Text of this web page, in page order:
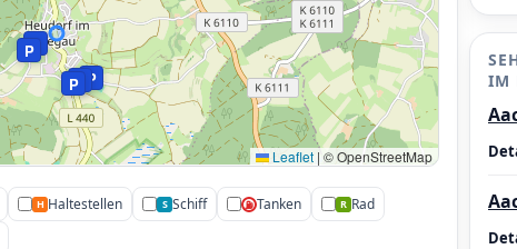
P
P
P
P P
P
Leaflet | © OpenStreetMap
H Haltestellen S Schiff ⛽ Tanken R Rad
IM